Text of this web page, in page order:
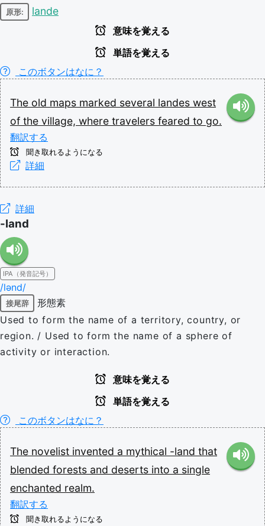
原形: lande
意味を覚える
単語を覚える
このボタンはなに？
The old maps marked several landes west
of the village, where travelers feared to go.
翻訳する
聞き取れるようになる
詳細
詳細
-land
IPA（発音記号）
/lənd/
接尾辞
形態素
Used to form the name of a territory, country, or
region. / Used to form the name of a sphere of
activity or interaction.
意味を覚える
単語を覚える
このボタンはなに？
The novelist invented a mythical -land that
blended forests and deserts into a single
enchanted realm.
翻訳する
聞き取れるようになる